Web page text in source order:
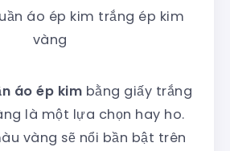
áo ép kim trắng ép kim
vàng
áo ép kim bằng giấy trắng
là một lựa chọn hay ho.
vàng sẽ nổi bần bật trên